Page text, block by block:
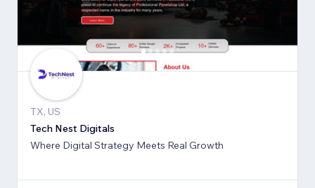
TX, US
Tech Nest Digitals
Where Digital Strategy Meets Real Growth